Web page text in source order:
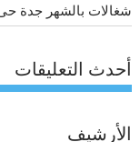
شغالات بالشهر جدة حى المروه
أحدث التعليقات
الأرشيف